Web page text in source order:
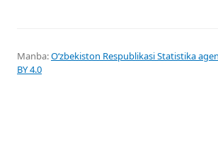
Manba:Oʻzbekiston Respublikasi Statistika
BY 4.0